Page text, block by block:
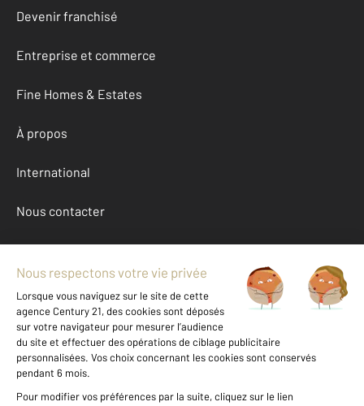
Devenir franchisé
Entreprise et commerce
Fine Homes & Estates
À propos
International
Nous contacter
Mentions légales & CGU et Barèmes d'honoraires
Données personnelles
Gestionnaire des cookies
Achat appartement autour de MAUREPAS (78310)